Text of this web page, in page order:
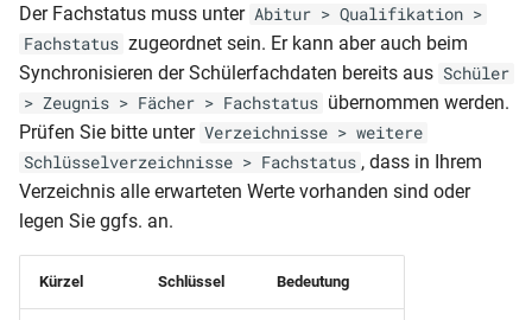
Schülerausweis ohne
Schülerkarteikarte (DIN A5)
Schülerkarteikarte
Schülerliste (für CSV-
Klassenliste
Klassenliste inkl.
ausgeschulter Schüler
Klassenliste mit Adressen
Klassenliste mit
Arbeitsgemeinschaften
Der Fachstatus muss unter Abitur > Qualifikation >
Fachstatus zugeordnet sein. Er kann aber auch beim
Synchronisieren der Schülerfachdaten bereits aus Schüler
> Zeugnis > Fächer > Fachstatus übernommen werden.
Prüfen Sie bitte unter Verzeichnisse > weitere
Schlüsselverzeichnisse > Fachstatus , dass in Ihrem
Verzeichnis alle erwarteten Werte vorhanden sind oder
legen Sie ggfs. an.
Kürzel Schlüssel Bedeutung